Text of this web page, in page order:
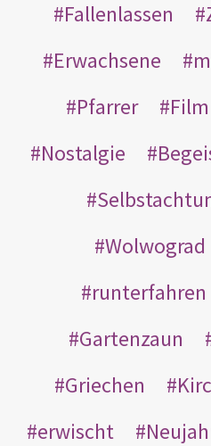
Fallenlassen
Erwachsene
Pfarrer
Film
Nostalgie
Wolwograd
runterfahren
Gartenzaun
Griechen
erwischt